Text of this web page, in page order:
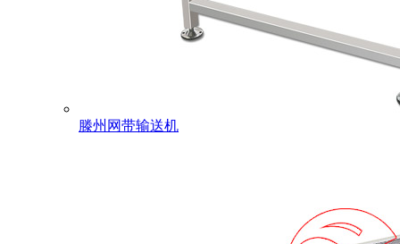
滕州网带输送机